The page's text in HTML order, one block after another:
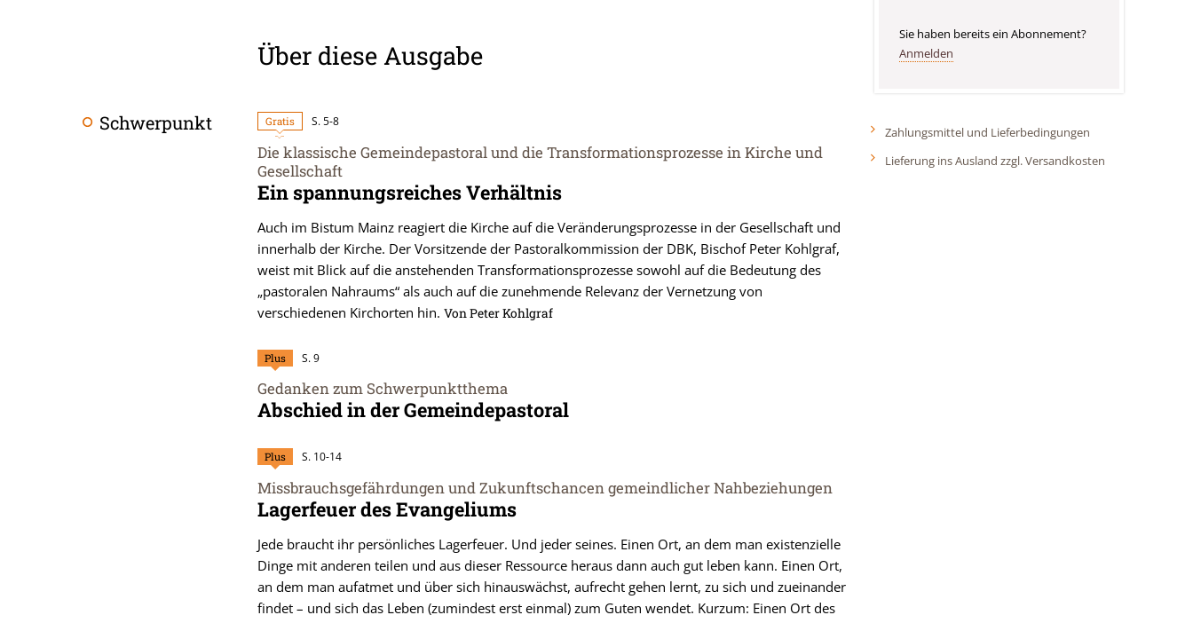
Sie haben bereits ein Abonnement?
Anmelden
Zahlungsmittel und Lieferbedingungen
Lieferung ins Ausland zzgl. Versandkosten
Über diese Ausgabe
Schwerpunkt Gratis S. 5-8
Die klassische Gemeindepastoral und die Transformationsprozesse in Kirche und
Gesellschaft
:
Ein spannungsreiches Verhältnis
Auch im Bistum Mainz reagiert die Kirche auf die Veränderungsprozesse in der Gesellschaft und
innerhalb der Kirche. Der Vorsitzende der Pastoralkommission der DBK, Bischof Peter Kohlgraf,
weist mit Blick auf die anstehenden Transformationsprozesse sowohl auf die Bedeutung des
„pastoralen Nahraums“ als auch auf die zunehmende Relevanz der Vernetzung von
verschiedenen Kirchorten hin. Von Peter Kohlgraf
Plus S. 9
Gedanken zum Schwerpunktthema
:
Abschied in der Gemeindepastoral
Plus S. 10-14
Missbrauchsgefährdungen und Zukunftschancen gemeindlicher Nahbeziehungen
:
Lagerfeuer des Evangeliums
Jede braucht ihr persönliches Lagerfeuer. Und jeder seines. Einen Ort, an dem man existenzielle
Dinge mit anderen teilen und aus dieser Ressource heraus dann auch gut leben kann. Einen Ort,
an dem man aufatmet und über sich hinauswächst, aufrecht gehen lernt, zu sich und zueinander
findet – und sich das Leben (zumindest erst einmal) zum Guten wendet. Kurzum: Einen Ort des